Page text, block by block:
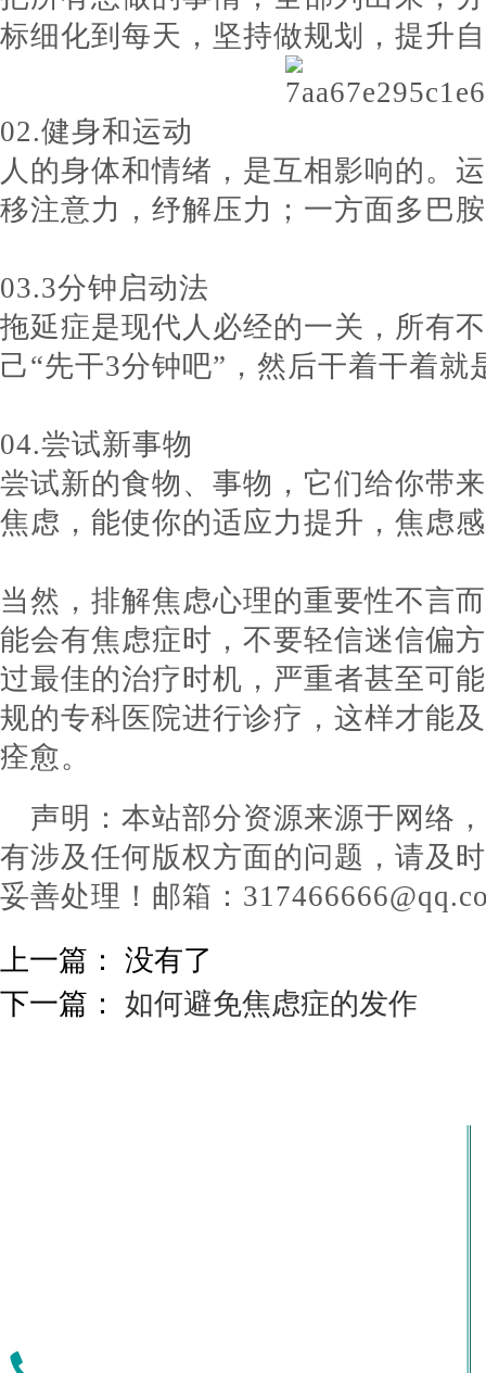
标细化到每天，坚持做规划，提升
02.健身和运动
人的身体和情绪，是互相影响的。
移注意力，纾解压力；一方面多巴
03.3分钟启动法
拖延症是现代人必经的一关，所有
己“先干3分钟吧”，然后干着干着
04.尝试新事物
尝试新的食物、事物，它们给你带
焦虑，能使你的适应力提升，焦虑
当然，排解焦虑心理的重要性不言
能会有焦虑症时，不要轻信迷信偏
过最佳的治疗时机，严重者甚至可
规的专科医院进行诊疗，这样才能
痊愈。
声明：本站部分资源来源于网络
有涉及任何版权方面的问题，请及
妥善处理！邮箱：
上一篇： 没有了
下一篇： 如何避免焦虑症的发作
特聘专家
费宝义 特聘专家从事精神
专家...[详情]
范春云主任太原
精神科主任太原杏花岭
残疾鉴定专家...
[详情]